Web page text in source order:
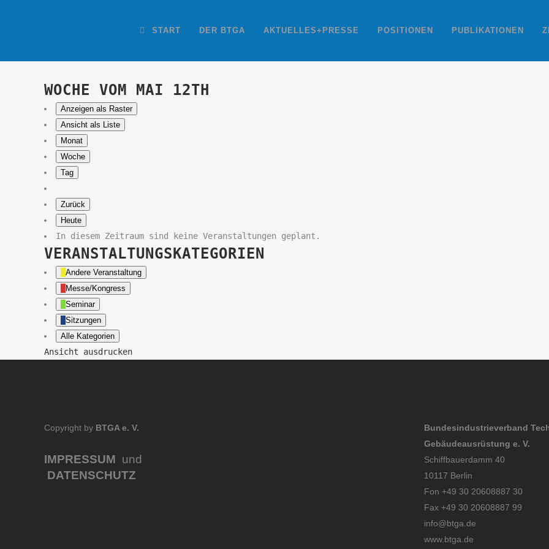
START DER BTGA AKTUELLES+PRESSE POSITIONEN PUBLIKATIONEN
WOCHE VOM MAI 12TH
Anzeigen als Raster
Ansicht als Liste
Monat
Woche
Tag
Zurück
Heute
In diesem Zeitraum sind keine Veranstaltungen geplant.
VERANSTALTUNGSKATEGORIEN
Andere Veranstaltung
Messe/Kongress
Seminar
Sitzungen
Alle Kategorien
Ansicht ausdrucken
Copyright by BTGA e. V.
IMPRESSUM und
DATENSCHUTZ
Bundesindustrieverband
Gebäudeausrüstung e. V.
Schiffbauerdamm 40
10117 Berlin
Fon +49 30 20608887 30
Fax +49 30 20608887 99
info@btga.de
www.btga.de